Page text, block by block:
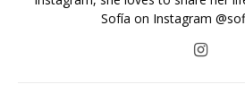
Sofía on Instagram